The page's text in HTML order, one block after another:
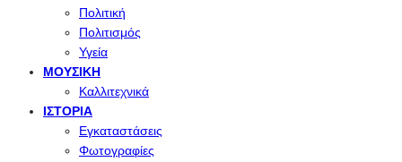
Πολιτική
Πολιτισμός
Υγεία
ΜΟΥΣΙΚΉ
Καλλιτεχνικά
ΙΣΤΟΡΊΑ
Εγκαταστάσεις
Φωτογραφίες